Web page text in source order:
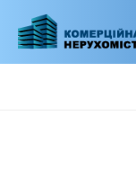
основного